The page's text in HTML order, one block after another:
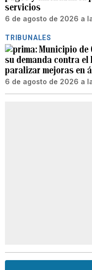
servicios
6 de agosto de 2026 a
TRIBUNALES
Municipio de
su demanda contra el
paralizar mejoras en
6 de agosto de 2026 a